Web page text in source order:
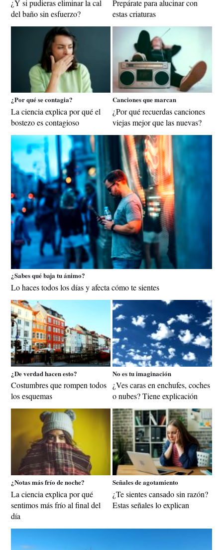
¿Y si pudieras eliminar la cal
del baño sin esfuerzo?
Prepárate para alucinar con
estas criaturas
¿Por qué se contagia?
La ciencia explica por qué el
bostezo es contagioso
Canciones que marcan
¿Por qué recuerdas canciones
viejas mejor que las nuevas?
¿Sabes qué baja tu ánimo?
Lo haces todos los días y afecta cómo te sientes
¿De verdad hacen esto?
Costumbres que rompen todos
los esquemas
No es tu imaginación
¿Ves caras en enchufes, coches
o nubes? Tiene explicación
¿Notas más frío de noche?
La ciencia explica por qué
sentimos más frío al final del
día
Señales de agotamiento
¿Te sientes cansado sin razón?
Estas señales lo explican